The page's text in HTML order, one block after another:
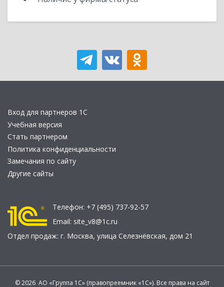
Вход для партнеров 1С
Учебная версия
Стать партнером
Политика конфиденциальности
Замечания по сайту
Другие сайты
Телефон: +7 (495) 737-92-57
Email: site_v8@1c.ru
Отдел продаж: г. Москва, улица Селезнёвская, дом 21
© 2026 АО «Группа 1С» (правопреемник «1С»). Все права на сайт